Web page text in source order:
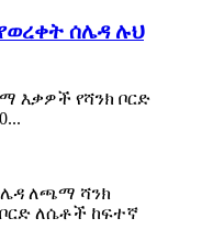
ሰሌዳ ሉህ
እቃዎች የሻንክ ቦርድ